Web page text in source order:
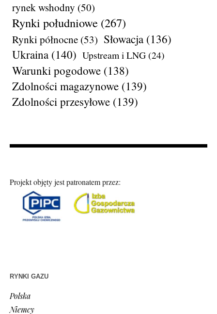
rynek wshodny (50)
Rynki południowe (267)
Rynki północne (53) Słowacja(136)
Ukraina(140) Upstream i LNG (24)
Warunki pogodowe (138)
Zdolności magazynowe (139)
Zdolności przesyłowe (139)
Projekt objęty jest patronatem przez:
RYNKI GAZU
Polska
Niemcy